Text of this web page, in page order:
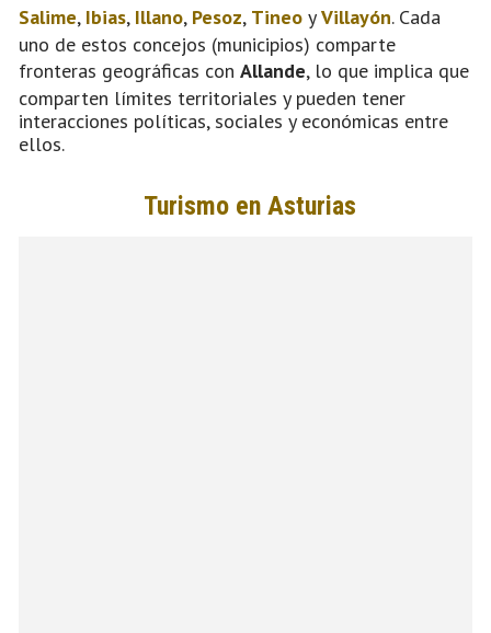
Salime, Ibias, Illano, Pesoz, Tineo yVillayón. Cada
uno de estos concejos (municipios) comparte
fronteras geográficas con Allande, lo que implica que
comparten límites territoriales y pueden tener
interacciones políticas, sociales y económicas entre
ellos.